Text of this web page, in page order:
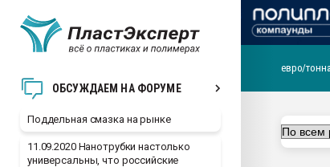
ОБСУЖДАЕМ НА ФОРУМЕ
Поддельная смазка на рынке
11.09.2020 Нанотрубки настолько
универсальны, что российские
ближайшее
Подмосковье,
евро/тонна